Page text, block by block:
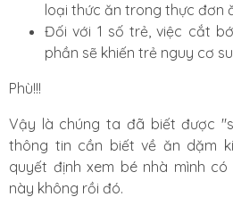
loại thức ăn trong thực đơn
Đối với 1 số trẻ, việc cắt
phần sẽ khiến trẻ nguy cơ
Phù!!!
Vậy là chúng ta đã biết được
thông tin cần biết về ăn dặm
quyết định xem bé nhà mình
này không rồi đó.